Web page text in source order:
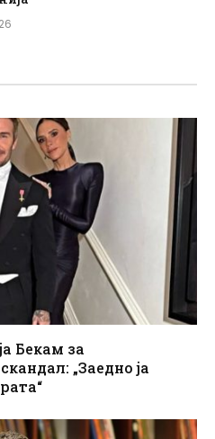
Бекам за
„Заедно ја